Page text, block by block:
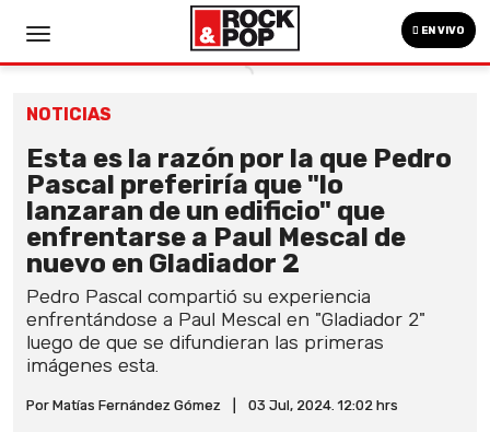
EN VIVO
NOTICIAS
Esta es la razón por la que Pedro
Pascal preferiría que "lo
lanzaran de un edificio" que
enfrentarse a Paul Mescal de
nuevo en Gladiador 2
Pedro Pascal compartió su experiencia
enfrentándose a Paul Mescal en "Gladiador 2"
luego de que se difundieran las primeras
imágenes esta.
Por Matías Fernández Gómez 03 Jul, 2024. 12:02 hrs